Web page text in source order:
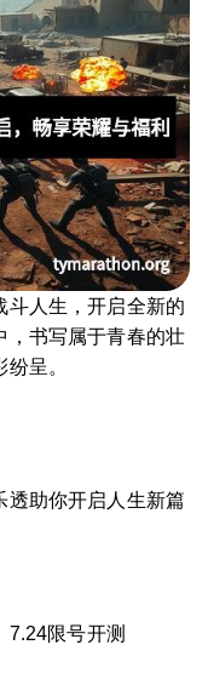
斗人生，开启全新的
，书写属于青春的壮
呈。
透助你开启人生新篇
7.24限号开测